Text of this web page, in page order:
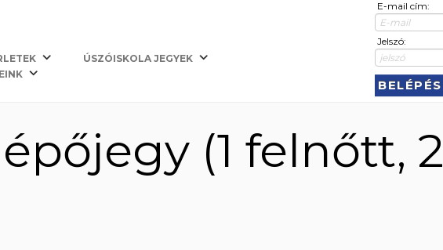
ÚSZÓISKOLA JEGYEK
E-mail cím:
Jelszó:
BELÉPÉS
(1 felnőtt, 2